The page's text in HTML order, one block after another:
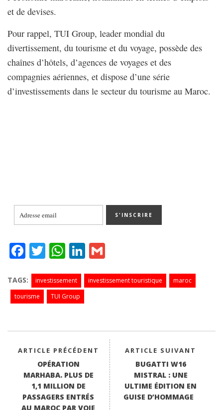
et de devises.
Pour rappel, TUI Group, leader mondial du
divertissement, du tourisme et du voyage, possède des
chaînes d’hôtels, d’agences de voyages et des
compagnies aériennes, et dispose d’une série
d’investissements dans le secteur du tourisme au Maroc.
Fa
bo
ok
T
tte
r
W
ts
A
Li
ed ail
TAGS: investissement investissement touristique
maroc
tourisme
TUI Group
ARTICLE PRÉCÉDENT
OPÉRATION
MARHABA. PLUS DE
1,1 MILLION DE
PASSAGERS ENTRÉS
AU MAROC PAR VOIE
ARTICLE SUIVANT
BUGATTI W16
MISTRAL : UNE
ULTIME ÉDITION EN
GUISE D’HOMMAGE